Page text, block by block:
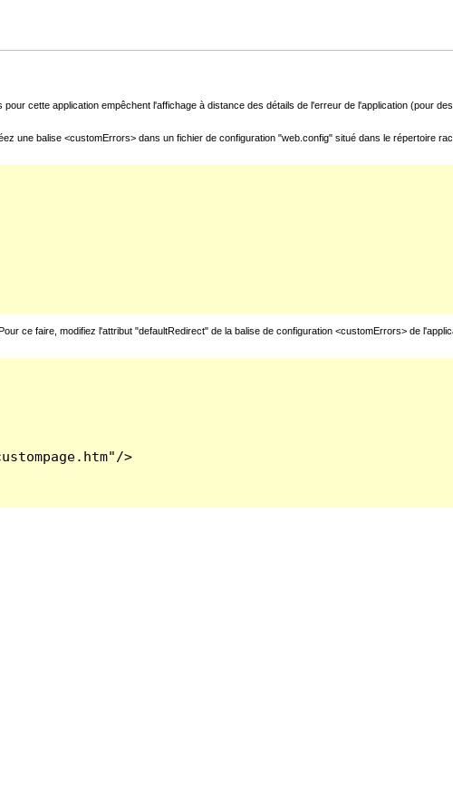
cette application empêchent l'affichage à distance des détails de l'erreur de l'application (pour
une balise <customErrors> dans un fichier de configuration "web.config" situé dans le répertoire
ce faire, modifiez l'attribut "defaultRedirect" de la balise de configuration <customErrors> de
>